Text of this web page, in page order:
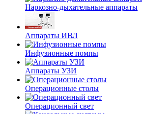
Наркозно-дыхательные аппараты
Аппараты ИВЛ
Инфузионные помпы
Аппараты УЗИ
Операционные столы
Операционный свет